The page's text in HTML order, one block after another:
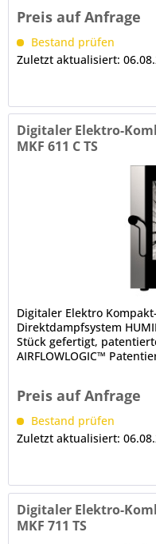
Preis auf Anfrage
Bestand prüfen
Zuletzt aktualisiert:
Digitaler Elektro-
MKF 611 C TS
Digitaler Elektro
Direktdampfsystem
Stück gefertigt,
AIRFLOWLOGIC™
Preis auf Anfrage
Bestand prüfen
Zuletzt aktualisiert:
Digitaler Elektro-
MKF 711 TS